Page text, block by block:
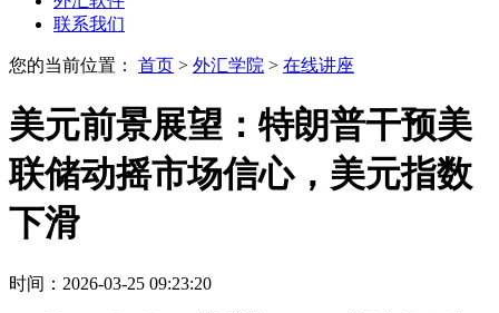
联系我们
您的当前位置： 首页 > 外汇学院 > 在线讲座
美元前景展望：特朗普干预美
联储动摇市场信心，美元指数
下滑
时间：2026-03-25 09:23:20